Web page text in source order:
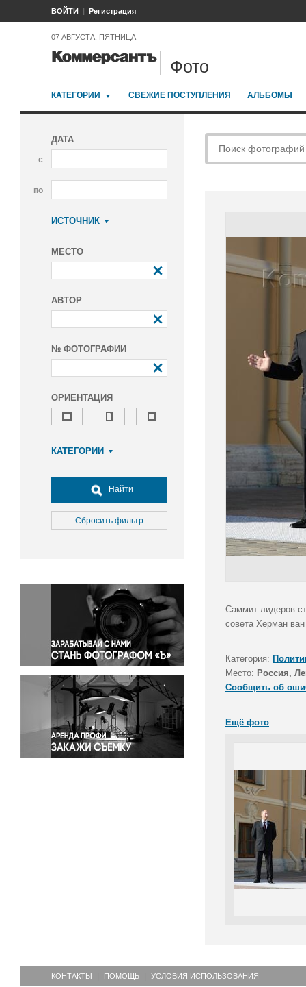
ВОЙТИ Регистрация
07 АВГУСТА, ПЯТНИЦА
Фото
КАТЕГОРИИ СВЕЖИЕ ПОСТУПЛЕНИЯ АЛЬБОМЫ
ДАТА
с
по
ИСТОЧНИК
МЕСТО
АВТОР
№ ФОТОГРАФИИ
ОРИЕНТАЦИЯ
КАТЕГОРИИ
Досуг, туризм и отдых
Культура
Медицина
Окружающая среда
Политика
Правосудие
Происшествия и конфликты
Религия
Светская жизнь
Спорт
Экология
Экономика и бизнес
Найти
Сбросить фильтр
Саммит лидеров
совета Херман
Категория:
Место: Россия,
Сообщить об
Ещё фото
КОНТАКТЫ ПОМОЩЬ УСЛОВИЯ ИСПОЛЬЗОВАНИЯ